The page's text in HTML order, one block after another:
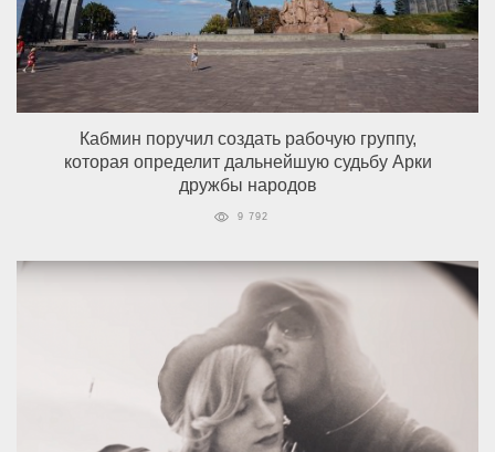
Кабмин поручил создать рабочую группу,
которая определит дальнейшую судьбу Арки
дружбы народов
9 792